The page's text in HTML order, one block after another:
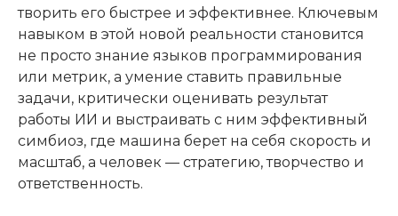
творить его быстрее и эффективнее. Ключевым
навыком в этой новой реальности становится
не просто знание языков программирования
или метрик, а умение ставить правильные
задачи, критически оценивать результат
работы ИИ и выстраивать с ним эффективный
симбиоз, где машина берет на себя скорость и
масштаб, а человек — стратегию, творчество и
ответственность.